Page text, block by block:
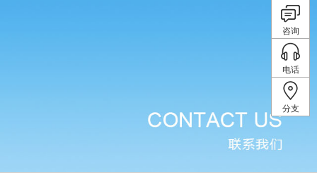
咨询
电话
分支